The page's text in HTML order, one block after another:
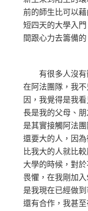
前的師生比可以
短四天的大學入
間跟心力去籌備的
有很多人沒有
在阿法團隊，我
因，我覺得是我
長是我的父母、
是其實接觸阿法
還要大的人，因
比我大的人就比
大學的時候，對
畏懼，在我剛加
是我現在已經做
還有合作，我甚